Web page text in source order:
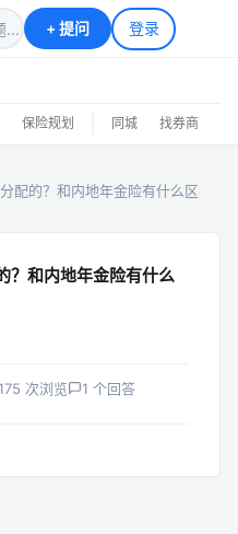
+提问 登录
保险规划 同城 找券商
配的？和内地年金险有什么区
？和内地年金险有什么
次浏览 1 个回答